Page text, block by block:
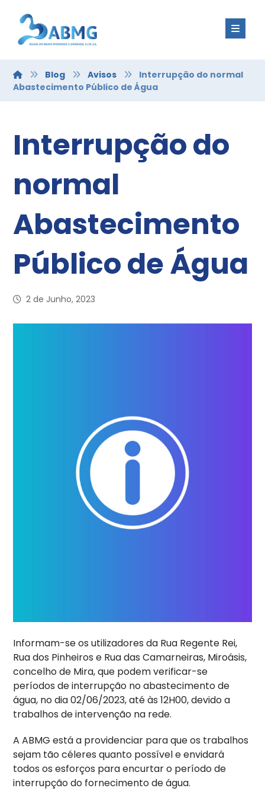
Blog Avisos
Interrupção do normal
Abastecimento Público de Água
Interrupção do
normal
Abastecimento
Público de Água
2 de Junho, 2023
Informam-se os utilizadores da Rua Regente Rei,
Rua dos Pinheiros e Rua das Camarneiras, Miroásis,
concelho de Mira, que podem verificar-se
períodos de interrupção no abastecimento de
água, no dia 02/06/2023, até às 12H00, devido a
trabalhos de intervenção na rede.
A ABMG está a providenciar para que os trabalhos
sejam tão céleres quanto possível e envidará
todos os esforços para encurtar o período de
interrupção do fornecimento de água.